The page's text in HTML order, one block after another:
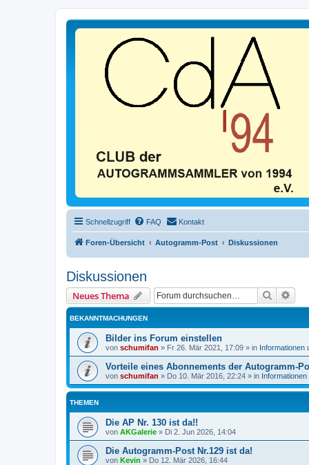
Schnellzugriff FAQ Kontakt
Foren-Übersicht Autogramm-Post Diskussionen
Diskussionen
Neues Thema Suche
BEKANNTMACHUNGEN
Bilder ins Forum einstellen
von schumifan » Fr 26. Mär 2021, 17:09 » in Informationen
Vorteile eines Abonnements der Autogramm-
von schumifan » Do 10. Mär 2016, 22:24 » in
THEMEN
Die AP Nr. 130 ist da!!
von AKGalerie » Di 2. Jun 2026, 14:04
Die Autogramm-Post Nr.129 ist da!
von Kevin » Do 12. Mär 2026, 16:44